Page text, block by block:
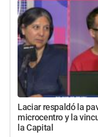
Laciar respaldó la
microcentro y la
la Capital